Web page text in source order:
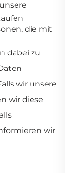
die mit
dabei zu
wir unsere
wir diese
wir